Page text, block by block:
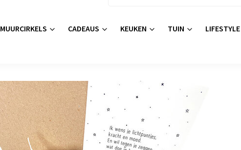
MUURCIRKELS CADEAUS KEUKEN TUIN LIFESTYLE